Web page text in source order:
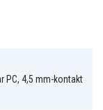
PC, 4,5 mm-kontakt